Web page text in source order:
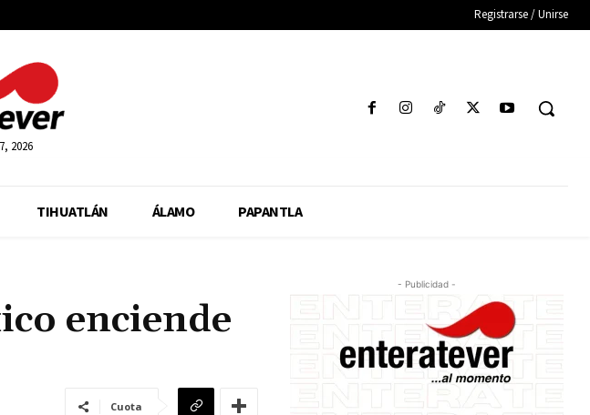
Registrarse / Unirse
2026
TIHUATLÁN ÁLAMO PAPANTLA
enciende
Cuota
- Publicidad -